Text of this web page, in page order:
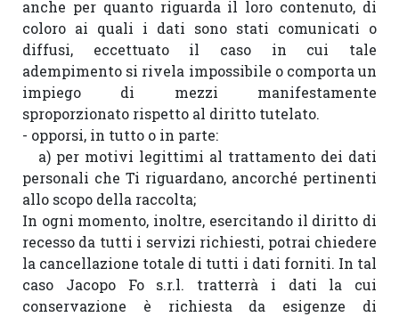
anche per quanto riguarda il loro contenuto, di
coloro ai quali i dati sono stati comunicati o
diffusi, eccettuato il caso in cui tale
adempimento si rivela impossibile o comporta un
impiego di mezzi manifestamente
sproporzionato rispetto al diritto tutelato.
- opporsi, in tutto o in parte:
personali che Ti riguardano, ancorché pertinenti
allo scopo della raccolta;
In ogni momento, inoltre, esercitando il diritto di
recesso da tutti i servizi richiesti, potrai chiedere
la cancellazione totale di tutti i dati forniti. In tal
caso Jacopo Fo s.r.l. tratterrà i dati la cui
conservazione è richiesta da esigenze di